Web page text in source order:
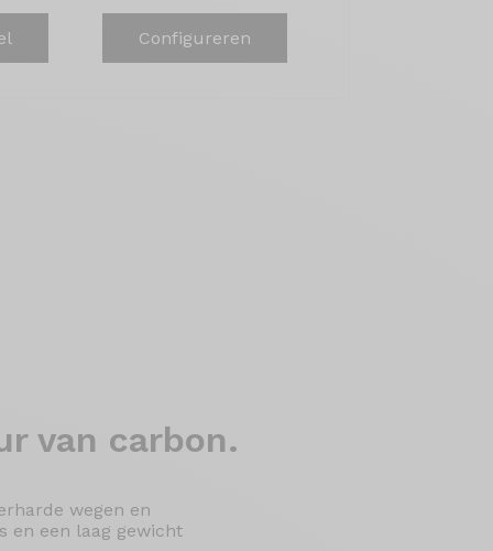
Configureren
van carbon.
wegen en
en een laag gewicht